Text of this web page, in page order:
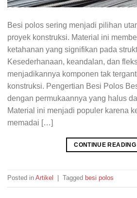
Besi polos sering menjadi pilihan
proyek konstruksi. Material ini
ketahanan yang signifikan pada
Kesederhanaan, keandalan, dan
menjadikannya komponen tak
konstruksi. Pengertian Besi Polos
dengan permukaannya yang halus
Material ini menjadi populer karena
memadai […]
CONTINUE READING
Posted in Artikel Tagged besi polos